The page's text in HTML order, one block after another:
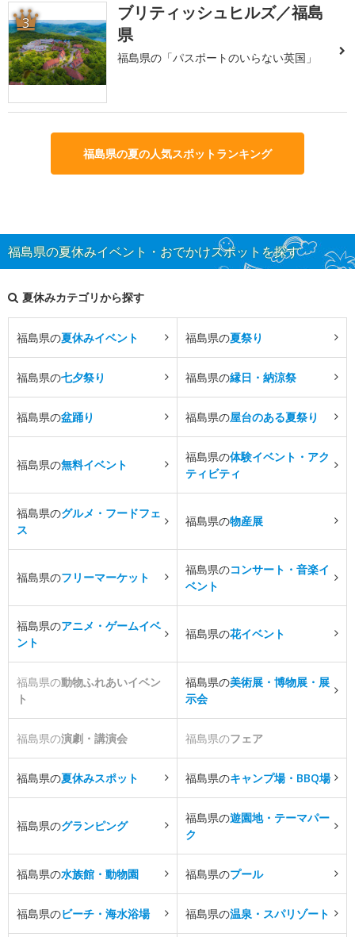
3
ブリティッシュヒルズ／福島
県
福島県の「パスポートのいらない英国」
福島県の夏の人気スポットランキング
福島県の夏休みイベント・おでかけスポットを探す
夏休みカテゴリから探す
福島県の夏休みイベント 福島県の夏祭り
福島県の七夕祭り 福島県の縁日・納涼祭
福島県の盆踊り 福島県の屋台のある夏祭り
福島県の無料イベント
福島県の体験イベント・アク
ティビティ
福島県のグルメ・フードフェ
ス
福島県の物産展
福島県のフリーマーケット
福島県のコンサート・音楽イ
ベント
福島県のアニメ・ゲームイベ
ント
福島県の花イベント
福島県の動物ふれあいイベン
ト
福島県の美術展・博物展・展
示会
福島県の演劇・講演会 福島県のフェア
福島県の夏休みスポット 福島県のキャンプ場・BBQ場
福島県のグランピング
福島県の遊園地・テーマパー
ク
福島県の水族館・動物園 福島県のプール
福島県のビーチ・海水浴場 福島県の温泉・スパリゾート